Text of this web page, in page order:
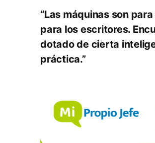
“Las máquinas son
para los escritores.
dotado de cierta
práctica.”